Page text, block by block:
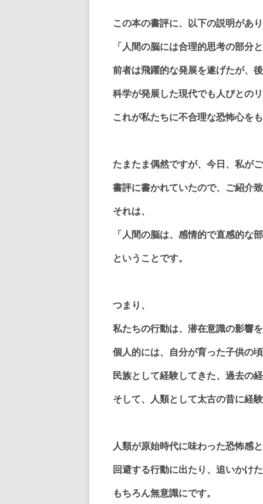
この本の書評に、以下の説明があ
「人間の脳には合理的思考の部分
前者は飛躍的な発展を遂げたが、
科学が発展した現代でも人びとの
これが私たちに不合理な恐怖心を
たまたま偶然ですが、今日、私が
書評に書かれていたので、ご紹介
それは、
「人間の脳は、感情的で直感的な
ということです。
つまり、
私たちの行動は、潜在意識の影響
個人的には、自分が育った子供の
民族として経験してきた、過去の
そして、人類として太古の昔に経
人類が原始時代に味わった恐怖感
回避する行動に出たり、追いかけ
もちろん無意識にです。